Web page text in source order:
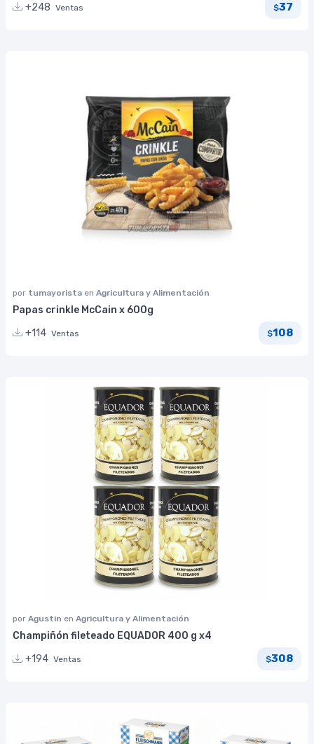
+248 Ventas $37
por tumayorista en Agricultura y Alimentación
Papas crinkle McCain x 600g
+114 Ventas $108
por Agustin en Agricultura y Alimentación
Champiñón fileteado EQUADOR 400 g x4
+194 Ventas $308